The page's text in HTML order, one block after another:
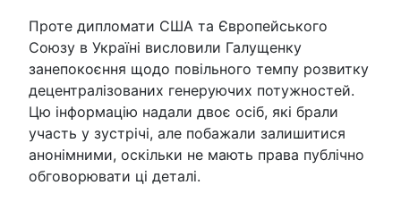
Проте дипломати США та Європейського
Союзу в Україні висловили Галущенку
занепокоєння щодо повільного темпу розвитку
децентралізованих генеруючих потужностей.
Цю інформацію надали двоє осіб, які брали
участь у зустрічі, але побажали залишитися
анонімними, оскільки не мають права публічно
обговорювати ці деталі.